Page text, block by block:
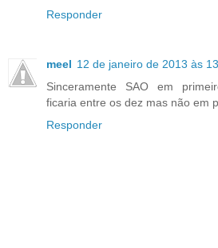
Responder
meel 12 de janeiro de 2013 às
Sinceramente SAO em
ficaria entre os dez mas não em
Responder